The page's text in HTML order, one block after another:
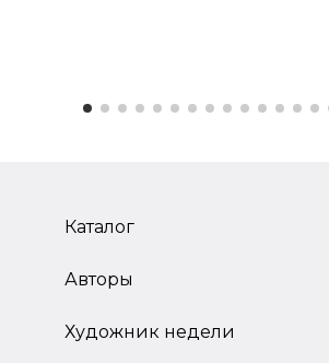
Каталог
Авторы
Художник недели